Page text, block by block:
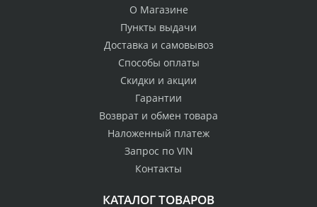
О Магазине
Пункты выдачи
Доставка и самовывоз
Способы оплаты
Скидки и акции
Гарантии
Возврат и обмен товара
Наложенный платеж
Запрос по VIN
Контакты
КАТАЛОГ ТОВАРОВ